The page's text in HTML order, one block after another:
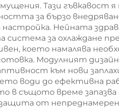
Тази гъвкавост я
за бързо
настройка. Нейната
система за охлаждане
което намалява
Модулният
към нови
води до ефективна
в същото време
защита от